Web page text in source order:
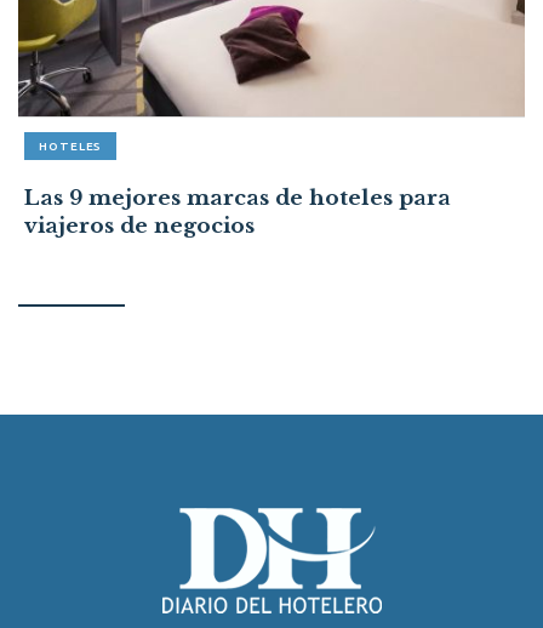
HOTELES
Las 9 mejores marcas de hoteles para
viajeros de negocios